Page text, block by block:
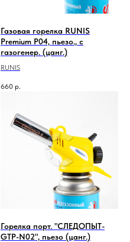
Газовая горелка RUNIS
Premium P04, пьезо., с
газогенер. (цанг.)
RUNIS
660 р.
Горелка порт. "СЛЕДОПЫТ-
GTP-N02", пьезо (цанг.)